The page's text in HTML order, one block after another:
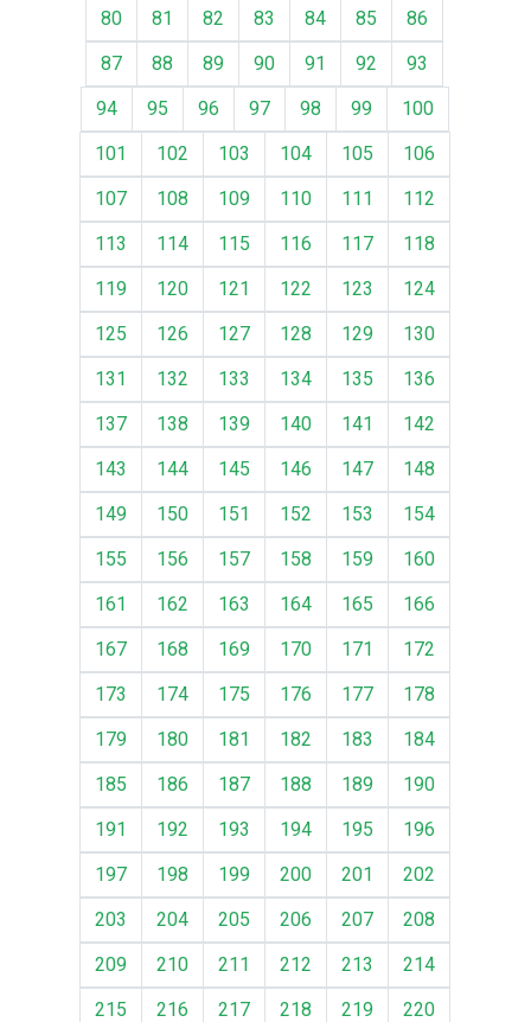
80
81 82 83 84 85
86
87
88 89 90 91 92
93
94
95 96 97 98 99
100
101
102 103 104 105
106
107
108 109 110 111
112
113
114 115 116 117
118
119
120 121 122 123
124
125
126 127 128 129
130
131
132 133 134 135
136
137
138 139 140 141
142
143
144 145 146 147
148
149
150 151 152 153
154
155
156 157 158 159
160
161
162 163 164 165
166
167
168 169 170 171
172
173
174 175 176 177
178
179
180 181 182 183
184
185
186 187 188 189
190
191
192 193 194 195
196
197
198 199 200 201
202
203
204 205 206 207
208
209
210 211 212 213
214
215
216 217 218 219
220